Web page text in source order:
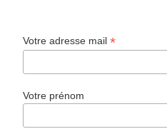
Votre adresse mail*
Votre prénom